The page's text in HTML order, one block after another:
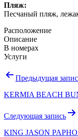
Пляж:
Песчаный пляж,
Расположение
Описание
В номерах
Услуги
Навигация
записям
Предыдущая
KERMIA BEACH
Следующая запись
KING JASON